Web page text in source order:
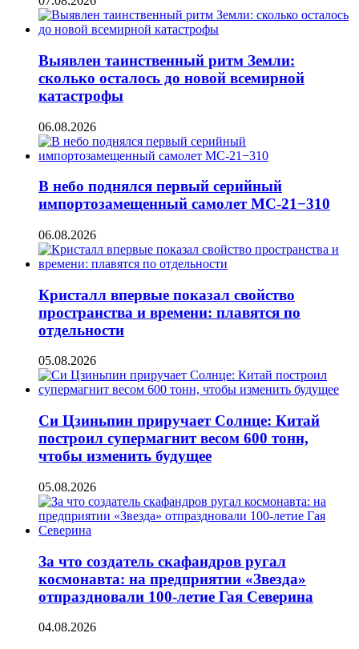
Выявлен таинственный ритм Земли:
сколько осталось до новой всемирной
катастрофы
06.08.2026
В небо поднялся первый серийный
импортозамещенный самолет МС-21−310
06.08.2026
Кристалл впервые показал свойство
пространства и времени: плавятся по
отдельности
05.08.2026
Си Цзиньпин приручает Солнце: Китай
построил супермагнит весом 600 тонн,
чтобы изменить будущее
05.08.2026
За что создатель скафандров ругал
космонавта: на предприятии «Звезда»
отпраздновали 100-летие Гая Северина
04.08.2026